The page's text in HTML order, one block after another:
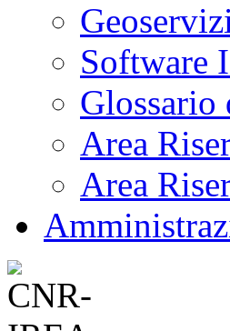
Software
Glossario
Area
Area